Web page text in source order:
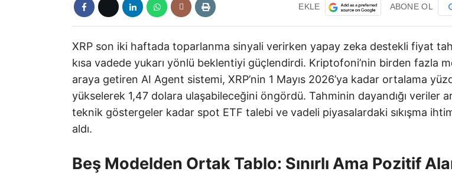
EKLE ABONE OL
XRP son iki haftada toparlanma sinyali verirken yapay zeka destekli fiyat
kısa vadede yukarı yönlü beklentiyi güçlendirdi. Kriptofoni’nin birden fazla
araya getiren AI Agent sistemi, XRP’nin 1 Mayıs 2026’ya kadar ortalama
yükselerek 1,47 dolara ulaşabileceğini öngördü. Tahminin dayandığı veriler
teknik göstergeler kadar spot ETF talebi ve vadeli piyasalardaki sıkışma
aldı.
Beş Modelden Ortak Tablo: Sınırlı Ama Pozitif